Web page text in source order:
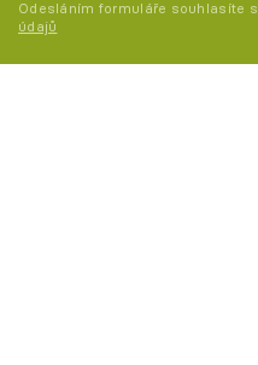
Odesláním formuláře souhlasíte s
údajů